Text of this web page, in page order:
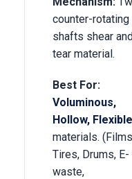
counter-rotating
shafts shear
tear material.
Best For:
Voluminous,
Hollow, Flexible
materials.
Tires, Drums, E-
waste,